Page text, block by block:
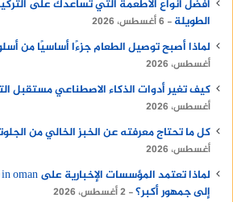
أفضل أنواع الأطعمة التي تساعدك على
الطويلة
6 أغسطس، 2026
لماذا أصبح توصيل الطعام جزءًا أساسيًا من
أغسطس، 2026
كيف تغير أدوات الذكاء الاصطناعي مستقبل
أغسطس، 2026
كل ما تحتاج معرفته عن الخبز الخالي من
أغسطس، 2026
إلى جمهور أكبر؟ 2 أغسطس، 2026